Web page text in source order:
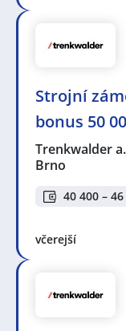
Strojní
bonus 50
Trenkwalder
Brno
40 400 –
včerejší